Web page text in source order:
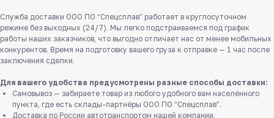
Служба доставки ООО ПО “Спецсплав” работает в круглосуточном
режиме без выходных (24/7). Мы легко подстраиваемся под график
работы наших заказчиков, что выгодно отличает нас от менее мобильных
конкурентов. Время на подготовку вашего груза к отправке — 1 час после
заключения сделки.
Для вашего удобства предусмотрены разные способы доставки:
Самовывоз — забираете товар из любого удобного вам населённого
пункта, где есть склады-партнёры ООО ПО “Спецсплав”.
Доставка по России автотранспортом нашей компании.